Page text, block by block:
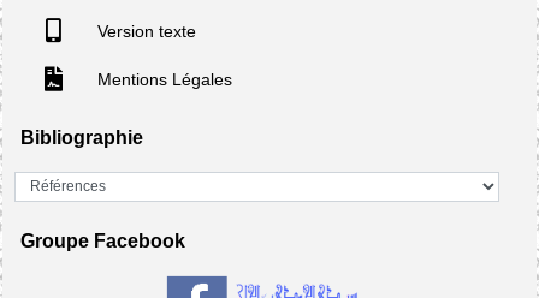
Version texte
Mentions Légales
Bibliographie
Groupe Facebook